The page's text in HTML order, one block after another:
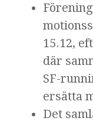
15.12,
där
SF-
ersätta
Det